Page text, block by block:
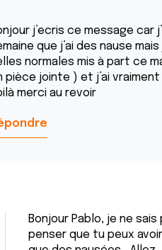
j’ecris ce message car
que j’ai des nause
normales mis à part ce
pièce jointe ) et j’ai vraiment
merci au revoir
Bonjour Pablo, je ne
penser que tu peux